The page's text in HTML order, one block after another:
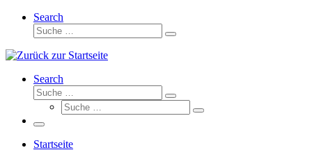
Search
Suche
Suche
Search
Suche
Suche
Suche
Suche
Menü
Startseite